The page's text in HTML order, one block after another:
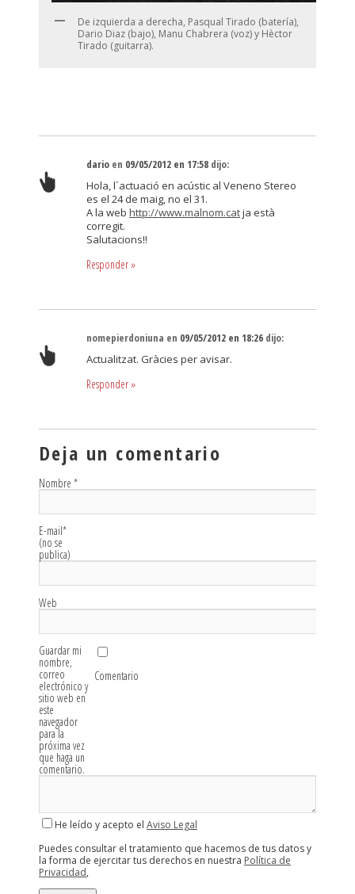
De izquierda a derecha, Pasqual Tirado (batería),
Dario Diaz (bajo), Manu Chabrera (voz) y Hèctor
Tirado (guitarra).
dario en 09/05/2012 en 17:58 dijo:
Hola, l´actuació en acústic al Veneno Stereo
es el 24 de maig, no el 31.
A la web http://www.malnom.catja està
corregit.
Salutacions!!
Responder»
nomepierdoniuna en 09/05/2012 en 18:26 dijo:
Actualitzat. Gràcies per avisar.
Responder»
Deja un comentario
Nombre *
E-mail*
(no se
publica)
Web
Guardar mi
nombre,
correo
electrónico y
sitio web en
este
navegador
para la
próxima vez
que haga un
comentario.
Comentario
He leído y acepto el Aviso Legal
Puedes consultar el tratamiento que hacemos de tus datos y
la forma de ejercitar tus derechos en nuestra Política de
Privacidad,